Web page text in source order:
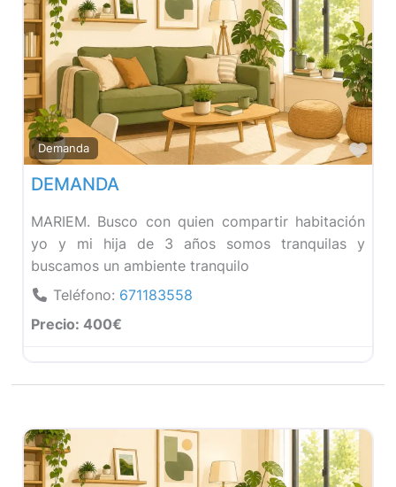
Demanda
DEMANDA
MARIEM. Busco con quien compartir habitación
yo y mi hija de 3 años somos tranquilas y
buscamos un ambiente tranquilo
Teléfono: 671183558
Precio: 400€